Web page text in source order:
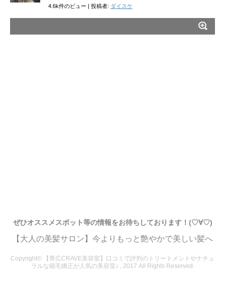
4.6k件のビュー | 投稿者: ダイスケ
ぜひオススメスポット等の情報をお待ちしております！(♡∀♡)
【大人の美髪サロン】今よりもっと艶やかで美しい髪へ
Copyright© 【帯広CRAVE美容室】口コミで評判のトリートメントやナチュ
ラルな縮毛矯正が人気の美容室♪ , 2017 All Rights Reserved.